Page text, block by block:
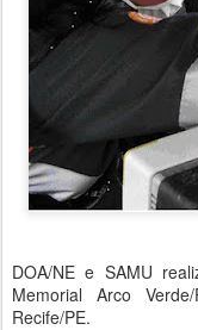
DOA/NE e SAMU
Memorial Arco
Recife/PE.